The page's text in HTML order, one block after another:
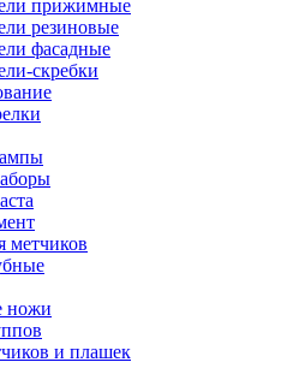
прижимные
резиновые
фасадные
скребки
метчиков
ножи
и плашек